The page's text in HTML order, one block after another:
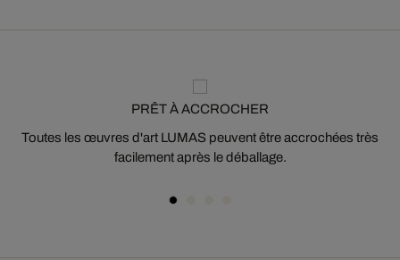
PRÊT À ACCROCHER
Toutes les œuvres d'art LUMAS peuvent être accrochées très
facilement après le déballage.